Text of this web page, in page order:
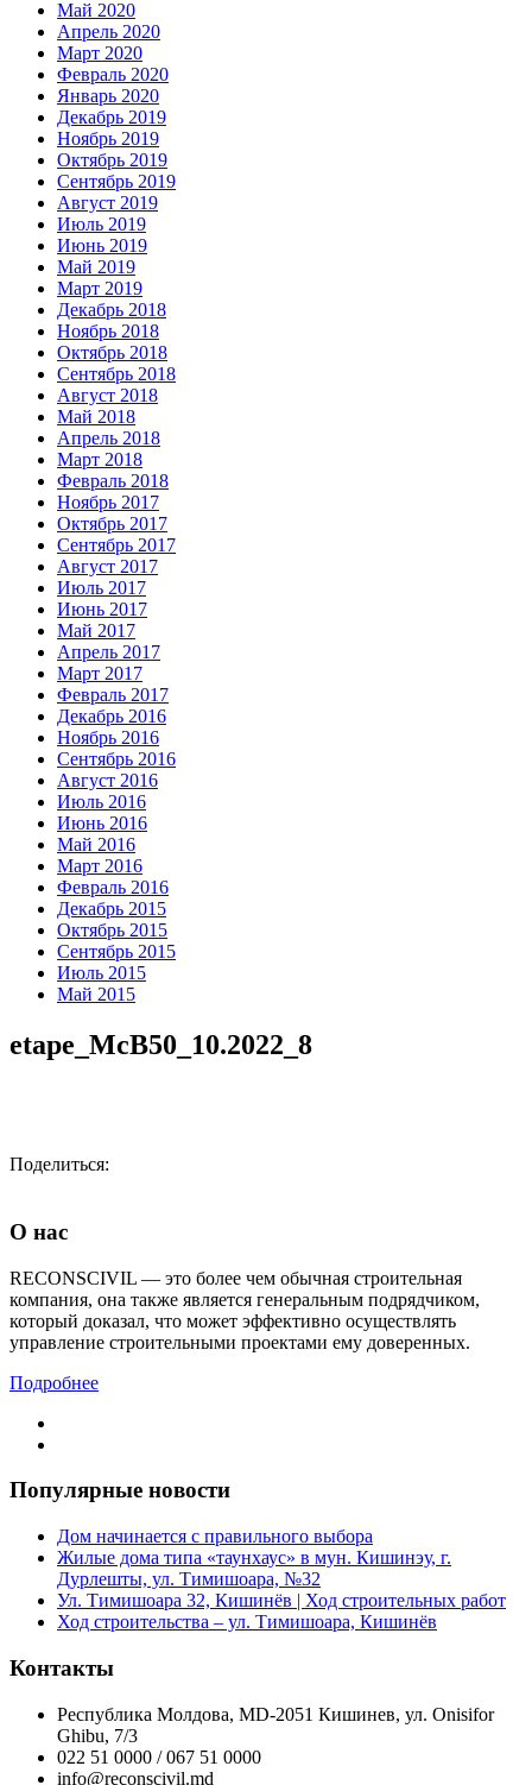
Май 2020
Апрель 2020
Март 2020
Февраль 2020
Январь 2020
Декабрь 2019
Ноябрь 2019
Октябрь 2019
Сентябрь 2019
Август 2019
Июль 2019
Июнь 2019
Май 2019
Март 2019
Декабрь 2018
Ноябрь 2018
Октябрь 2018
Сентябрь 2018
Август 2018
Май 2018
Апрель 2018
Март 2018
Февраль 2018
Ноябрь 2017
Октябрь 2017
Сентябрь 2017
Август 2017
Июль 2017
Июнь 2017
Май 2017
Апрель 2017
Март 2017
Февраль 2017
Декабрь 2016
Ноябрь 2016
Сентябрь 2016
Август 2016
Июль 2016
Июнь 2016
Май 2016
Март 2016
Февраль 2016
Декабрь 2015
Октябрь 2015
Сентябрь 2015
Июль 2015
Май 2015
etape_McB50_10.2022_8
Поделиться:
О нас
RECONSCIVIL — это более чем обычная строительная
компания, она также является генеральным подрядчиком,
который доказал, что может эффективно осуществлять
управление строительными проектами ему доверенных.
Подробнее
Популярные новости
Дом начинается с правильного выбора
Жилые дома типа «таунхаус» в мун. Кишинэу, г.
Дурлешты, ул. Тимишоара, №32
Ул. Тимишоара 32, Кишинёв | Ход строительных работ
Ход строительства – ул. Тимишоара, Кишинёв
Контакты
Республика Молдова, MD-2051 Кишинев, ул. Onisifor
Ghibu, 7/3
022 51 0000 / 067 51 0000
info@reconscivil.md